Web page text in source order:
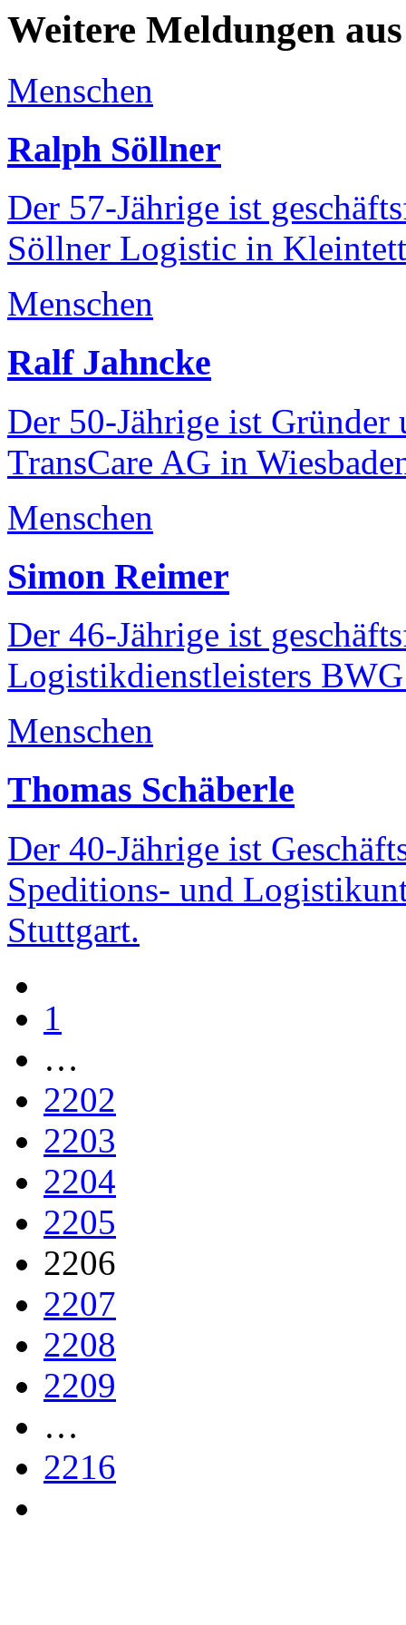
Weitere Meldungen
Menschen
Ralph Söllner
Der 57-Jährige ist
Söllner Logistic in
Menschen
Ralf Jahncke
Der 50-Jährige ist Gründer
TransCare AG in
Menschen
Simon Reimer
Der 46-Jährige ist
Logistikdienstleisters
Menschen
Thomas Schäberle
Der 40-Jährige ist
Speditions- und
Stuttgart.
1
…
2202
2203
2204
2205
2206
2207
2208
2209
…
2216